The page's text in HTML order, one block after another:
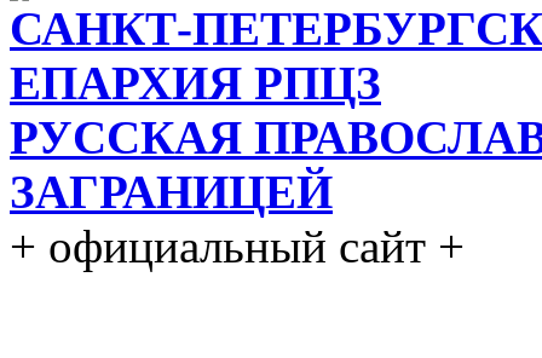
САНКТ-
ЕПАРХИЯ РПЦЗ
РУССКАЯ
ЗАГРАНИЦЕЙ
+ официальный сайт +